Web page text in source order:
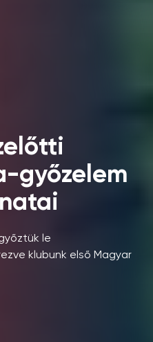
győzelem
le
klubunk első Magyar